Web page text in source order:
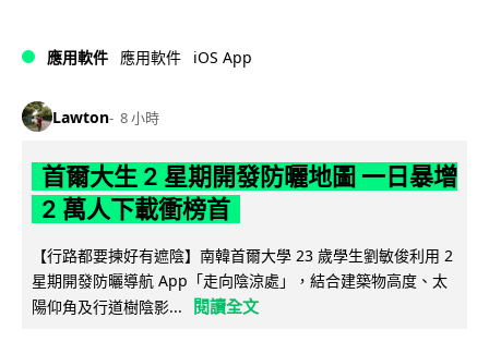
應用軟件 應用軟件 iOS App
Lawton 8 小時
首爾大生 2 星期開發防曬地圖 一日暴增
2 萬人下載衝榜首
【行路都要揀好有遮陰】南韓首爾大學 23 歲學生劉敏俊利用 2
星期開發防曬導航 App「走向陰涼處」，結合建築物高度、太
陽仰角及行道樹陰影...
閱讀全文